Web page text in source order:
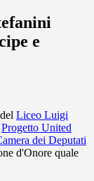
e
Liceo Luigi
Progetto United
dei Deputati
d'Onore quale